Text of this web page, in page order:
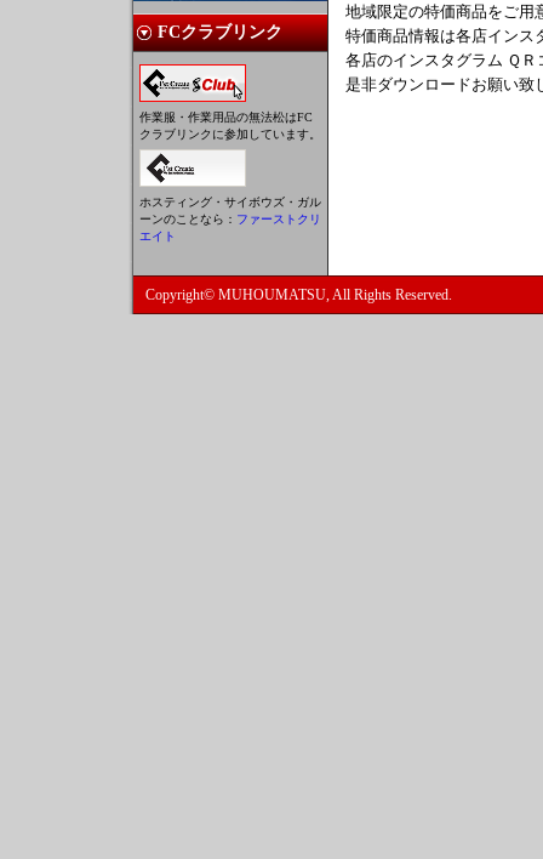
地域限定の特価商品をご用
特価商品情報は各店インス
各店のインスタグラム Ｑ
是非ダウンロードお願い致
FCクラブリンク
作業服・作業用品の無法松はFC
クラブリンクに参加しています。
ホスティング・サイボウズ・ガル
ーンのことなら： ファーストクリ
エイト
Copyright© MUHOUMATSU, All Rights Reserved.